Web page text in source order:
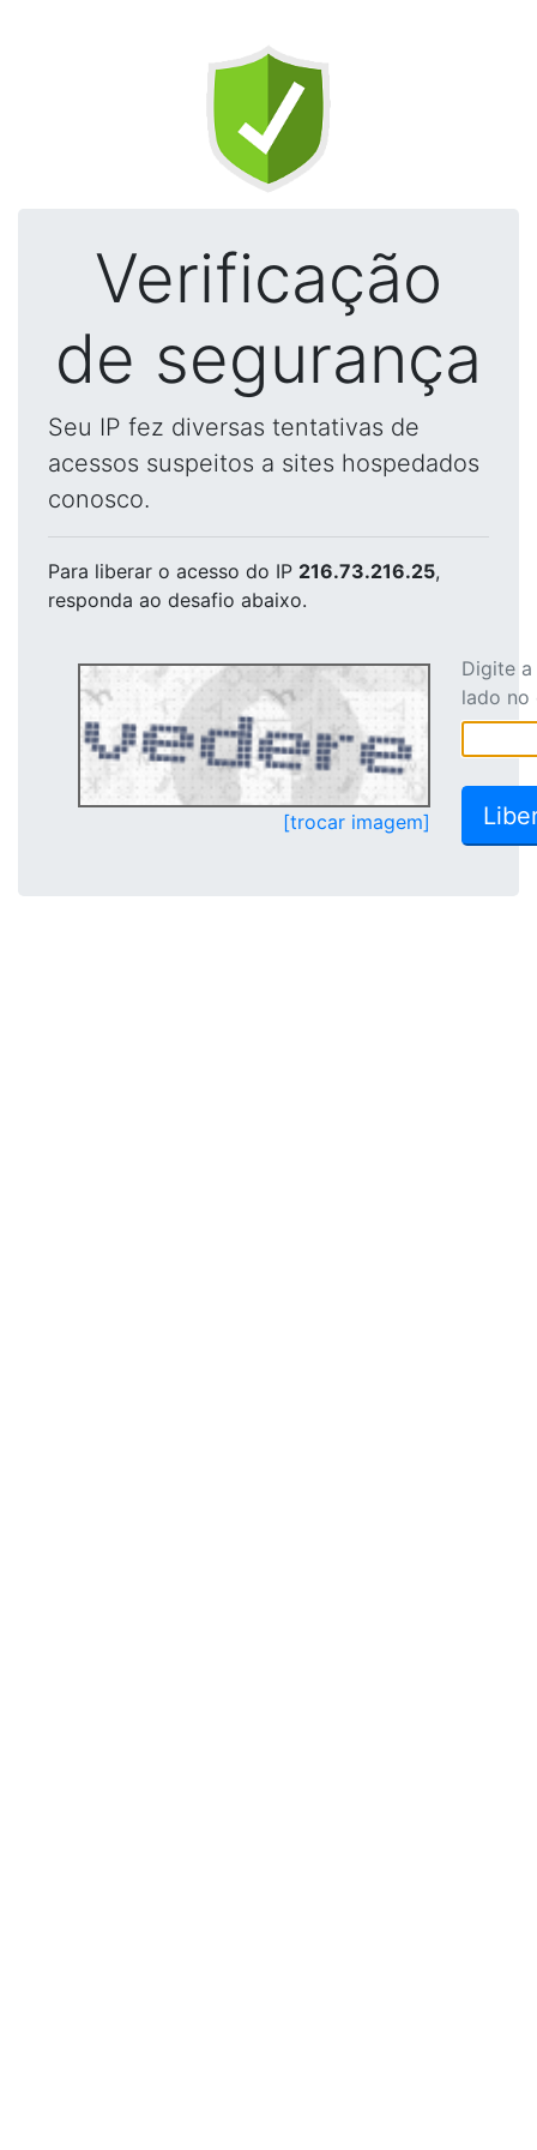
Verificação
de segurança
Seu IP fez diversas tentativas de
acessos suspeitos a sites hospedados
conosco.
Para liberar o acesso do IP 216.73.216.25,
responda ao desafio abaixo.
[trocar imagem]
Digite
lado no